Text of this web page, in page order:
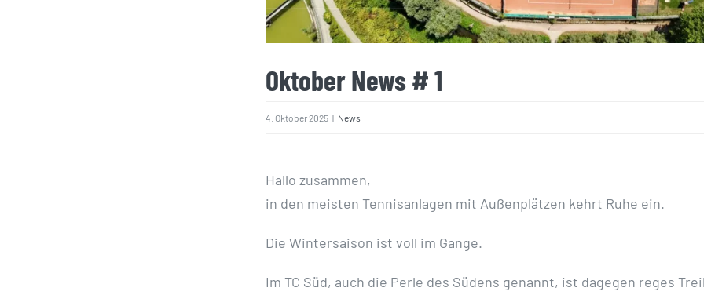
Oktober News # 1
4. Oktober 2025 | News
Hallo zusammen,
in den meisten Tennisanlagen mit Außenplätzen kehrt Ruhe ein.
Die Wintersaison ist voll im Gange.
Im TC Süd, auch die Perle des Südens genannt, ist dagegen reges